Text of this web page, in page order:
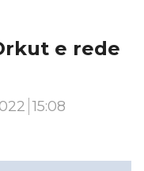
e rede
15:08